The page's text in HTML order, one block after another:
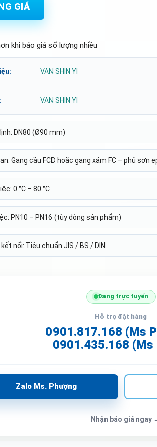
GIÁ
khi báo giá số lượng nhiều
VAN SHIN YI
VAN SHIN YI
DN80 (Ø90 mm)
Gang cầu FCD hoặc gang xám FC – phủ sơn
0 °C – 80 °C
PN10 – PN16 (tùy dòng sản phẩm)
nối: Tiêu chuẩn JIS / BS / DIN
Đang trực tuyến
Hỗ trợ đặt hàng
0901.817.168 (Ms
0901.435.168 (Ms
Zalo Ms. Phượng
Nhận báo giá ngay